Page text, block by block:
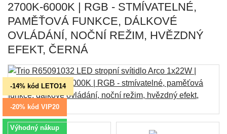
2700K-6000K | RGB - STMÍVATELNÉ,
PAMĚŤOVÁ FUNKCE, DÁLKOVÉ
OVLÁDÁNÍ, NOČNÍ REŽIM, HVĚZDNÝ
EFEKT, ČERNÁ
-14% kód LETO14
-20% kód VIP20
Výhodný nákup